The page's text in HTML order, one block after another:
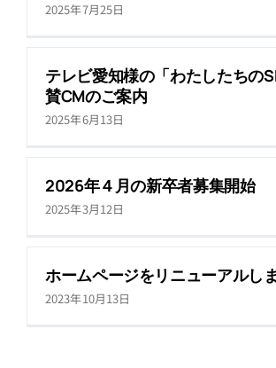
2025年7月25日
テレビ愛知様の「わたしたちの
賛CMのご案内
2025年6月13日
2026年４月の新卒者募集開始
2025年3月12日
ホームページをリニューアルし
2023年10月13日